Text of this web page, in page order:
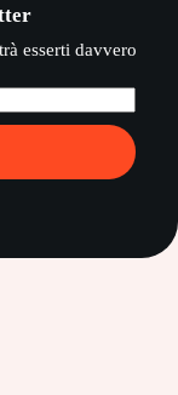
esserti davvero